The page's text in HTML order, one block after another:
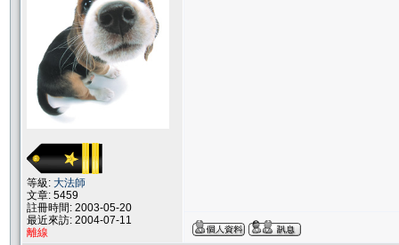
等級: 大法師
文章: 5459
註冊時間: 2003-05-20
最近來訪: 2004-07-11
離線